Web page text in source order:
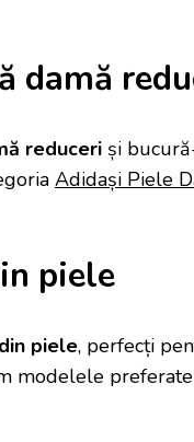
damă
reduceri și
Adidași Piele
piele
piele, perfecți
modelele